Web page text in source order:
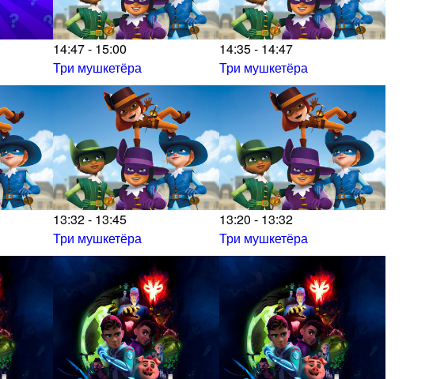
14:47 - 15:00
Три мушкетёра
14:35 - 14:47
Три мушкетёра
13:32 - 13:45
Три мушкетёра
13:20 - 13:32
Три мушкетёра